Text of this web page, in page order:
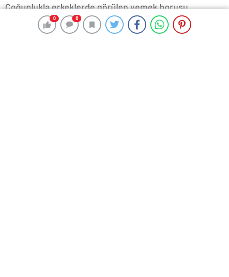
0 0
0 0
Çoğunlukla erkeklerde görülen yemek borusu
(Özefagus) kanseri dünya çapında kanserle ilişkili
ölümlerin önde gelen nedenlerinden biri oluyor. Göğüs